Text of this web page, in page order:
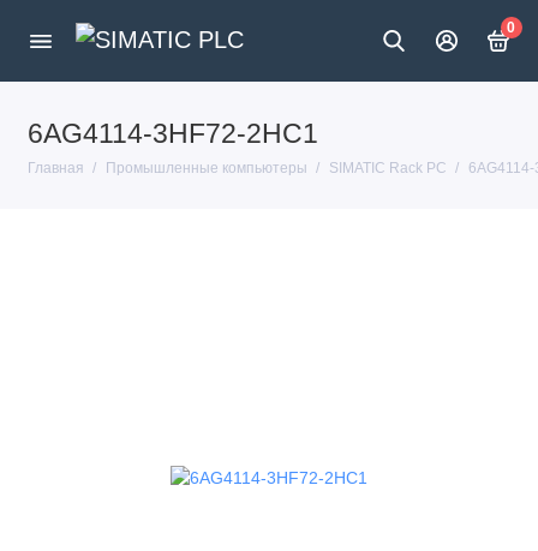
0
6AG4114-3HF72-2HC1
Главная Промышленные компьютеры SIMATIC Rack PC